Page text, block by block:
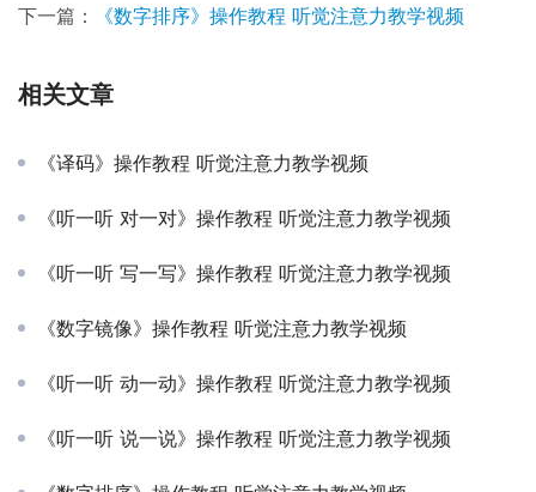
下一篇：
《数字排序》操作教程 听觉注意力教学视频
相关文章
《译码》操作教程 听觉注意力教学视频
《听一听 对一对》操作教程 听觉注意力教学视频
《听一听 写一写》操作教程 听觉注意力教学视频
《数字镜像》操作教程 听觉注意力教学视频
《听一听 动一动》操作教程 听觉注意力教学视频
《听一听 说一说》操作教程 听觉注意力教学视频